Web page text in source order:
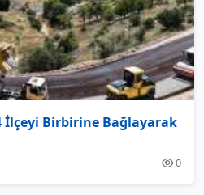
İlçeyi Birbirine Bağlayarak
0